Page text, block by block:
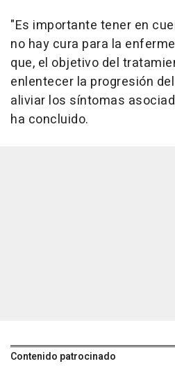
"Es importante tener en
no hay cura para la
que, el objetivo del
enlentecer la progresión
aliviar los síntomas
ha concluido.
Contenido patrocinado